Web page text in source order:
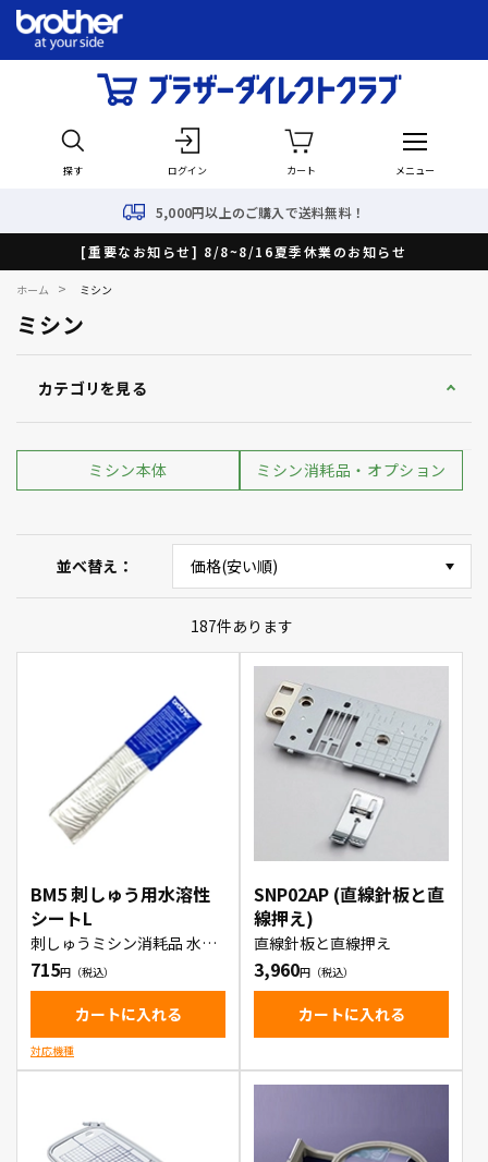
探す ログイン カート メニュー
5,000円以上のご購入で送料無料！
[重要なお知らせ] 8/8~8/16夏季休業のお知らせ
ホーム > ミシン
ミシン
カテゴリを見る
ミシン本体 ミシン消耗品・オプション
並べ替え
187件あります
BM5 刺しゅう用水溶性
シートL
刺しゅうミシン消耗品 水溶
性シートL BM5
715
カートに入れる
対応機種
SNP02AP (直線針板と直
線押え)
直線針板と直線押え
3,960
カートに入れる